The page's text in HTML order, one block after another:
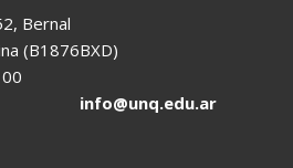
Bernal
(B1876BXD)
7100
info@unq.edu.ar